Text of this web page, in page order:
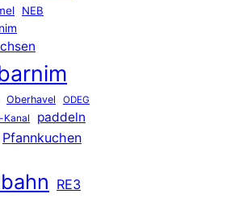
NEB
Oberhavel ODEG
Kanal paddeln
Pfannkuchen
RE3